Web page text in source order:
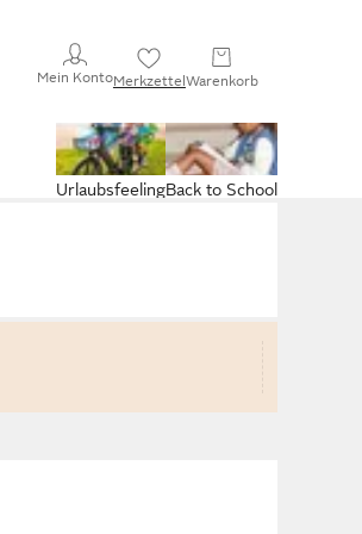
Mein KontoMerkzettelWarenkorb
Back to School
Urlaubsfeeling